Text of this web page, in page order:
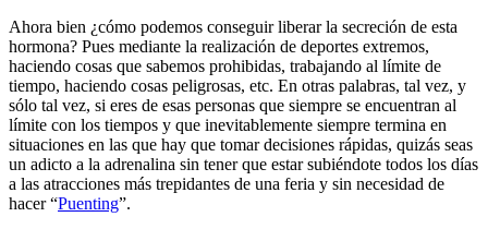
Ahora bien ¿cómo podemos conseguir liberar la secreción de esta
hormona? Pues mediante la realización de deportes extremos,
haciendo cosas que sabemos prohibidas, trabajando al límite de
tiempo, haciendo cosas peligrosas, etc. En otras palabras, tal vez, y
sólo tal vez, si eres de esas personas que siempre se encuentran al
límite con los tiempos y que inevitablemente siempre termina en
situaciones en las que hay que tomar decisiones rápidas, quizás seas
un adicto a la adrenalina sin tener que estar subiéndote todos los días
a las atracciones más trepidantes de una feria y sin necesidad de
hacer “Puenting”.